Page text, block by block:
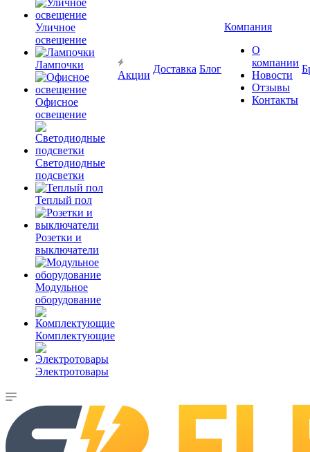
Уличное
освещение
Лампочки
Офисное
освещение
Светодиодные
подсветки
Теплый пол
Розетки и
выключатели
Модульное
оборудование
Комплектующие
Электротовары
Акции
Доставка Блог
Компания
О
компании
Новости
Отзывы
Контакты